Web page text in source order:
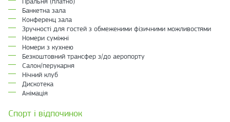
Банкетна зала
Конференц зала
Зручності для гостей з обмеженими фізичними можливостями
Номери суміжні
Номери з кухнею
Безкоштовний трансфер з/до аеропорту
Салон/перукарня
Нічний клуб
Дискотека
Анімація
Спорт і відпочинок